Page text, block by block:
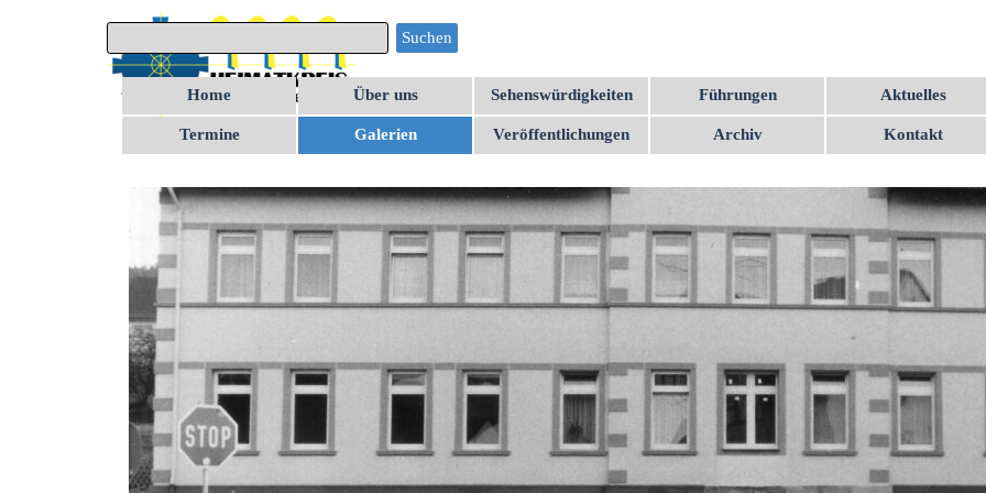
Direkt zum Seiteninhalt
Suchen
Menü überspringen
Home Über uns Sehenswürdigkeiten ▼
Führungen ▼
Aktuelles
Termine Galerien ▼
Veröffentlichungen Archiv ▼
Kontakt